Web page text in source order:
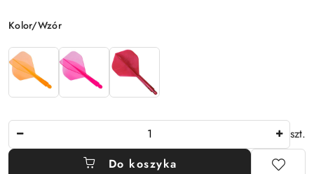
Wariant
Kolor/Wzór
szt.
Do koszyka